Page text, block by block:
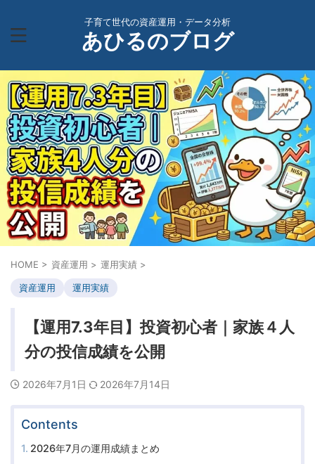
子育て世代の資産運用・データ分析
あひるのブログ
HOME > 資産運用 > 運用実績 >
資産運用 運用実績
【運用7.3年目】投資初心者｜家族４人
分の投信成績を公開
2026年7月1日 2026年7月14日
Contents
2026年7月の運用成績まとめ